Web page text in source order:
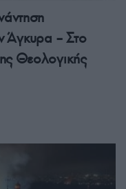
Άγκυρα – Στο
Θεολογικής